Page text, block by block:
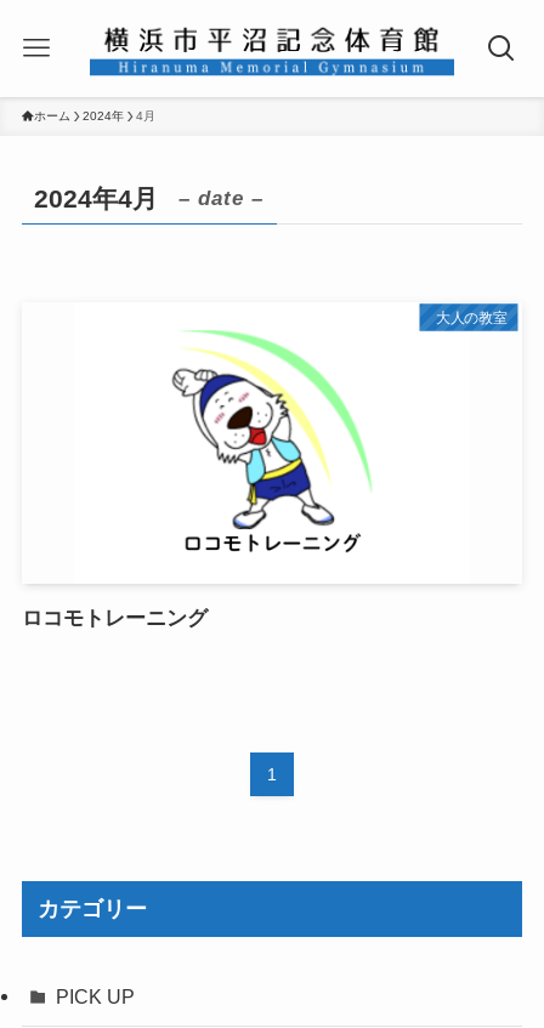
ホーム 2024年 4月
2024年4月 – date –
大人の教室
ロコモトレーニング
1
カテゴリー
PICK UP